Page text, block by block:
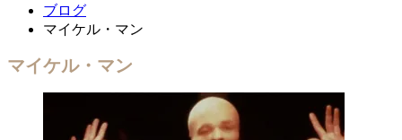
ブログ
マイケル・マン
マイケル・マン